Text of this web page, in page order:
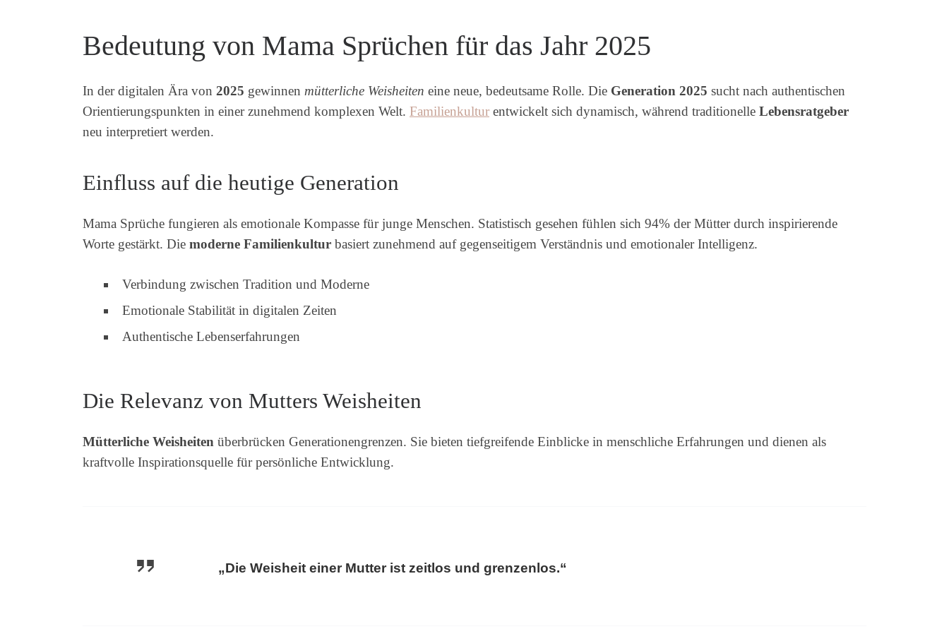
Bedeutung von Mama Sprüchen für das Jahr 2025
In der digitalen Ära von 2025 gewinnen mütterliche Weisheiten eine neue, bedeutsame Rolle. Die Generation 2025 sucht nach authentischen
Orientierungspunkten in einer zunehmend komplexen Welt. Familienkultur entwickelt sich dynamisch, während traditionelle Lebensratgeber
neu interpretiert werden.
Einfluss auf die heutige Generation
Mama Sprüche fungieren als emotionale Kompasse für junge Menschen. Statistisch gesehen fühlen sich 94% der Mütter durch inspirierende
Worte gestärkt. Die moderne Familienkultur basiert zunehmend auf gegenseitigem Verständnis und emotionaler Intelligenz.
Verbindung zwischen Tradition und Moderne
Emotionale Stabilität in digitalen Zeiten
Authentische Lebenserfahrungen
Die Relevanz von Mutters Weisheiten
Mütterliche Weisheiten überbrücken Generationengrenzen. Sie bieten tiefgreifende Einblicke in menschliche Erfahrungen und dienen als
kraftvolle Inspirationsquelle für persönliche Entwicklung.
„Die Weisheit einer Mutter ist zeitlos und grenzenlos.“